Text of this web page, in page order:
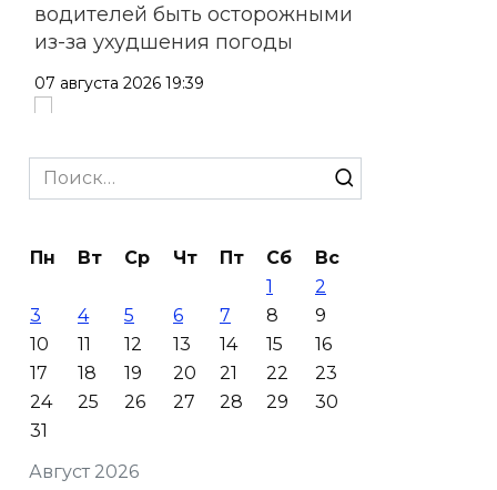
водителей быть осторожными
из-за ухудшения погоды
07 августа 2026 19:39
и турниры: как в Ростове
отметят День физкультурника
В Таганроге из-за аварии
отключили свет на четырех
улицах
07 августа 2026 18:42
2000 жителей бесплатно
Search
for:
Август 2026
Пн Вт Ср Чт Пт Сб
Вс
1
2
3
4 5 6 7 8
9
10
11 12 13 14 15
16
17
18 19 20 21 22
23
24
25 26 27 28 29
30
31